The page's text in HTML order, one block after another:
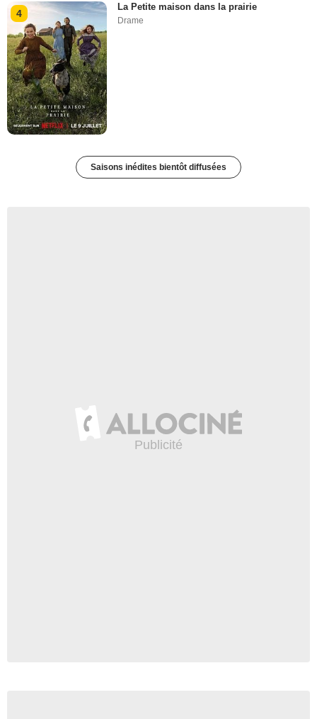
4
La Petite maison dans la prairie
Drame
Saisons inédites bientôt diffusées